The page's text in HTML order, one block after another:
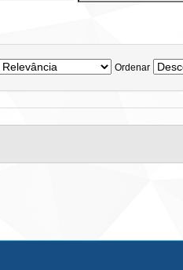
Ordenar